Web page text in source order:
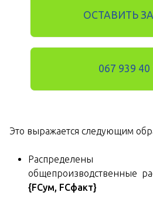
ОСТАВИТЬ
067 939 40
Это выражается следующим
Распределены
общепроизводственные
{FCум, FCфакт}